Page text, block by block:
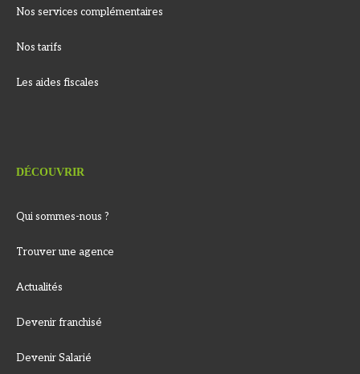
Nos services complémentaires
Nos tarifs
Les aides fiscales
DÉCOUVRIR
Qui sommes-nous ?
Trouver une agence
Actualités
Devenir franchisé
Devenir Salarié